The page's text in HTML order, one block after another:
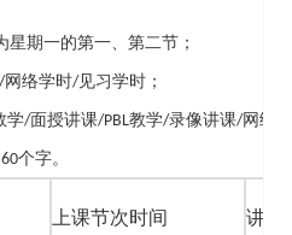
星期一的第一、第二节；
网络学时/见习学时；
学/面授讲课/PBL教学/录像讲课/网络
60个字。
上课节次时间 讲课